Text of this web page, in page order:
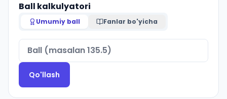
Ball kalkulyatori
Umumiy ball Fanlar bo'yicha
Qo'llash